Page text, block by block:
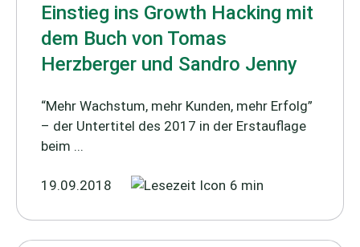
Einstieg ins Growth Hacking mit
dem Buch von Tomas
Herzberger und Sandro Jenny
“Mehr Wachstum, mehr Kunden, mehr Erfolg”
– der Untertitel des 2017 in der Erstauflage
beim ...
19.09.2018 6 min